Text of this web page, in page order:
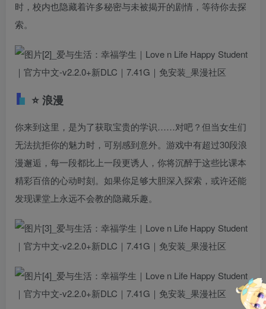
时，校内也隐藏着许多秘密与未被揭开的剧情，等待你去探
索。
⭐ 浪漫
你来到这里，是为了获取宝贵的学识……对吧？但当女生们
无法抗拒你的魅力时，可别感到意外。游戏中有超过30段浪
漫邂逅，每一段都比上一段更诱人，你将沉醉于这些比课本
精彩百倍的心动时刻。如果你足够大胆深入探索，或许还能
发现课堂上永远不会教的隐藏乐趣。